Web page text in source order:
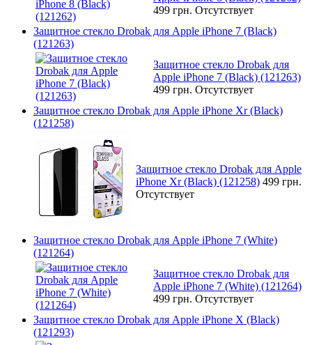
499 грн. Отсутствует
Защитное стекло Drobak для Apple iPhone 7 (Black)
(121263)
Защитное стекло Drobak для
Apple iPhone 7 (Black) (121263)
499 грн. Отсутствует
Защитное стекло Drobak для Apple iPhone Xr (Black)
(121258)
Защитное стекло Drobak для Apple
iPhone Xr (Black) (121258) 499 грн.
Отсутствует
Защитное стекло Drobak для Apple iPhone 7 (White)
(121264)
Защитное стекло Drobak для
Apple iPhone 7 (White) (121264)
499 грн. Отсутствует
Защитное стекло Drobak для Apple iPhone X (Black)
(121293)